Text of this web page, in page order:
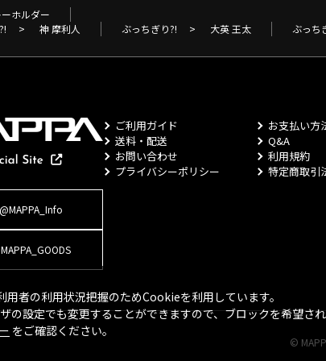
ホルダー
> 神 摩利人 ぶっちぎり?! > 大英 王太 ぶっち
@MAPPA_Info
ご利用ガイド
お支払い方
送料・配送
Q&A
お問い合わせ
利用規約
プライバシーポリシー
特定商取引
©
者の利用状況把握のためCookieを利用しています。
の設定でも変更することができますので、ブロックを希望さ
をご確認ください。